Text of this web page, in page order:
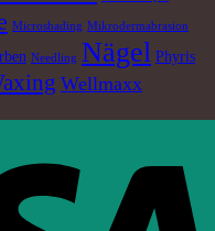
Microshading Mikrodermabrasion
Needling Nägel Phyris
Wellmaxx